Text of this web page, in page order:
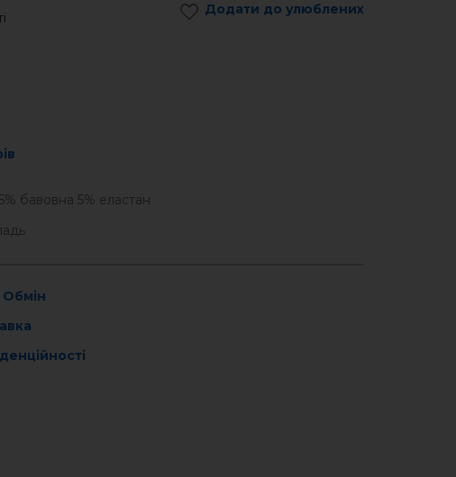
Додати до улюблених
бавовна 5% еластан